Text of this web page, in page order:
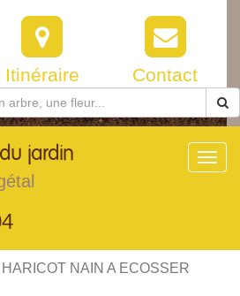
Itinéraire Contact
jardin
NAIN A ECOSSER